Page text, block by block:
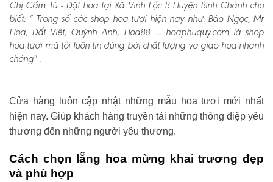
Chị Cẩm Tú - Đặt hoa tại Xã Vĩnh Lộc B Huyện Bình Chánh cho
biết:“ Trong số các shop hoa tươi hiện nay như: Bảo Ngọc, Mr
Hoa, Đất Việt, Quỳnh Anh, Hoa88 .... hoaphuquy.com là shop
hoa tươi mà tôi luôn tin dùng bởi chất lượng và giao hoa nhanh
chóng" .
Cửa hàng luôn cập nhật những mẫu hoa tươi mới nhất
hiện nay. Giúp khách hàng truyền tải những thông điệp yêu
thương đến những người yêu thương.
Cách chọn lẵng hoa mừng khai trương đẹp
và phù hợp